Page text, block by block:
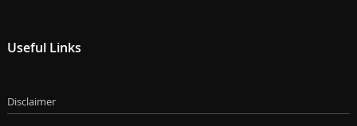
Useful Links
Disclaimer